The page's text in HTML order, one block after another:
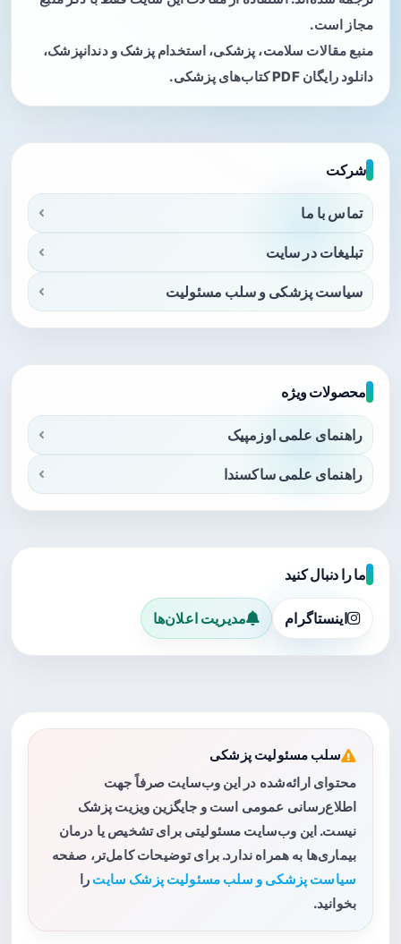
مجاز است.
منبع مقالات سلامت، پزشکی، استخدام پزشک و دندانپزشک،
دانلود رایگان PDF کتاب‌های پزشکی.
شرکت
تماس با ما
تبلیغات در سایت
سیاست پزشکی و سلب مسئولیت
محصولات ویژه
راهنمای علمی اوزمپیک
راهنمای علمی ساکسندا
ما را دنبال کنید
اینستاگرام مدیریت اعلان‌ها
سلب مسئولیت پزشکی
محتوای ارائه‌شده در این وب‌سایت صرفاً جهت
اطلاع‌رسانی عمومی است و جایگزین ویزیت پزشک
نیست. این وب‌سایت مسئولیتی برای تشخیص یا درمان
بیماری‌ها به همراه ندارد. برای توضیحات کامل‌تر، صفحه
سیاست پزشکی و سلب مسئولیت پزشک سایت را
بخوانید.